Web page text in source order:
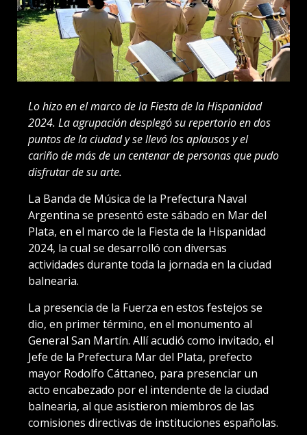
Lo hizo en el marco de la Fiesta de la Hispanidad
2024. La agrupación desplegó su repertorio en dos
puntos de la ciudad y se llevó los aplausos y el
cariño de más de un centenar de personas que pudo
disfrutar de su arte.
La Banda de Música de la Prefectura Naval
Argentina se presentó este sábado en Mar del
Plata, en el marco de la Fiesta de la Hispanidad
2024, la cual se desarrolló con diversas
actividades durante toda la jornada en la ciudad
balnearia.
La presencia de la Fuerza en estos festejos se
dio, en primer término, en el monumento al
General San Martín. Allí acudió como invitado, el
Jefe de la Prefectura Mar del Plata, prefecto
mayor Rodolfo Cáttaneo, para presenciar un
acto encabezado por el intendente de la ciudad
balnearia, al que asistieron miembros de las
comisiones directivas de instituciones españolas.